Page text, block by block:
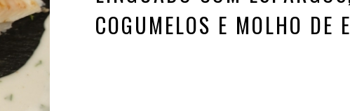
COGUMELOS E MOLHO DE